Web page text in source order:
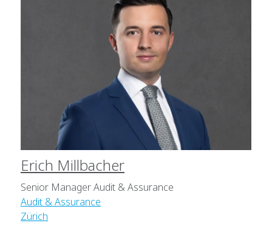
Erich Millbacher
Senior Manager Audit & Assurance
Audit & Assurance
Zürich